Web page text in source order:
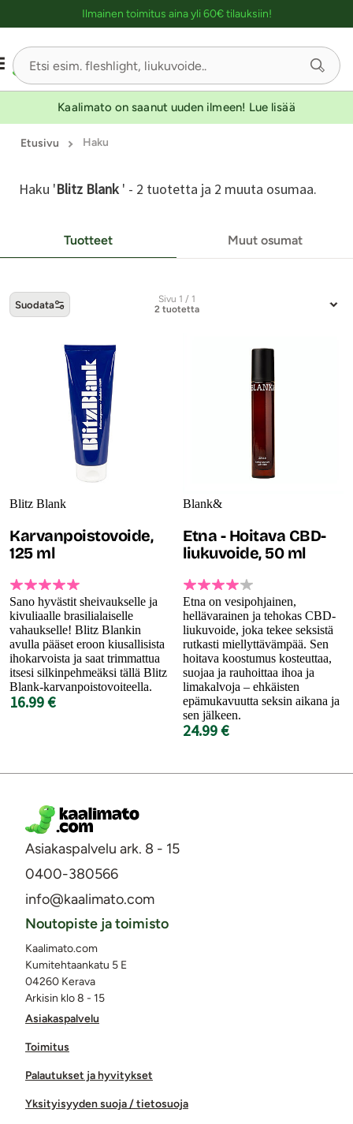
Ilmainen toimitus aina yli 60€ tilauksiin!
Kaalimato on saanut uuden ilmeen! Lue lisää
Etusivu Haku
Haku 'Blitz Blank' - 2 tuotetta ja 2 muuta osumaa.
Tuotteet Muut osumat
Suodata
Sivu 1 / 1
2 tuotetta
-tuotteet
Blitz Blank
Karvanpoistovoide,
125 ml
Sano hyvästit sheivaukselle ja
kivuliaalle brasilialaiselle
vahaukselle! Blitz Blankin
avulla pääset eroon kiusallisista
ihokarvoista ja saat trimmattua
itsesi silkinpehmeäksi tällä Blitz
Blank-karvanpoistovoiteella.
16.99 €
Blank&
Etna - Hoitava CBD-
liukuvoide, 50 ml
Etna on vesipohjainen,
hellävarainen ja tehokas CBD-
liukuvoide, joka tekee seksistä
rutkasti miellyttävämpää. Sen
hoitava koostumus kosteuttaa,
suojaa ja rauhoittaa ihoa ja
limakalvoja – ehkäisten
epämukavuutta seksin aikana ja
sen jälkeen.
24.99 €
Asiakaspalvelu ark. 8 - 15
0400-380566
info@kaalimato.com
Asiakaspalvelu
Toimitus
Palautukset ja hyvitykset
Yksityisyyden suoja / tietosuoja
Noutopiste ja toimisto
Kaalimato.com
Kumitehtaankatu 5 E
04260 Kerava
Arkisin klo 8 - 15